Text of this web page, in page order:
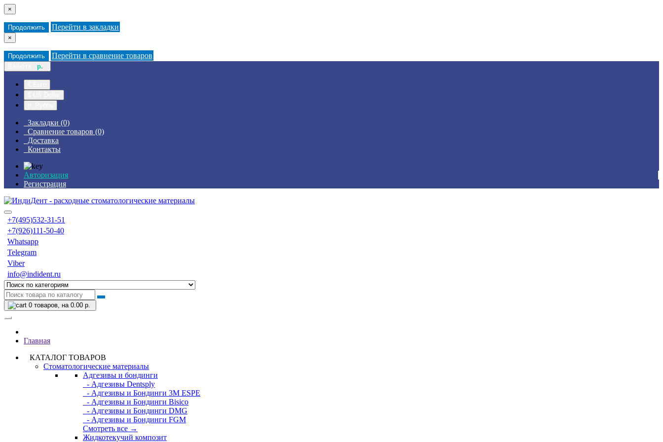
×
Продолжить Перейти в закладки
×
Продолжить Перейти в сравнение товаров
р.
Закладки (0)
Сравнение товаров (0)
Доставка
Контакты
Авторизация
Регистрация
+7(495)532-31-51
+7(926)111-50-40
Whatsapp
Telegram
Viber
info@indident.ru
0 товаров, на 0.00 р.
Главная
КАТАЛОГ ТОВАРОВ
Стоматологические материалы
Адгезивы и бондинги
- Адгезивы Dentsply
- Адгезивы и Бондинги 3M ESPE
- Адгезивы и Бондинги Bisico
- Адгезивы и Бондинги DMG
- Адгезивы и Бондинги FGM
Смотреть все →
Жидкотекучий композит